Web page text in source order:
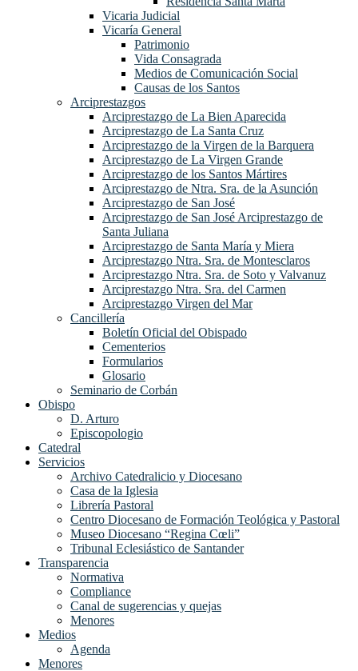
Vicaria Judicial
Vicaría General
Patrimonio
Vida Consagrada
Medios de Comunicación Social
Causas de los Santos
Arciprestazgos
Arciprestazgo de La Bien Aparecida
Arciprestazgo de La Santa Cruz
Arciprestazgo de la Virgen de la Barquera
Arciprestazgo de La Virgen Grande
Arciprestazgo de los Santos Mártires
Arciprestazgo de Ntra. Sra. de la Asunción
Arciprestazgo de San José
Arciprestazgo de San José Arciprestazgo de
Santa Juliana
Arciprestazgo de Santa María y Miera
Arciprestazgo Ntra. Sra. de Montesclaros
Arciprestazgo Ntra. Sra. de Soto y Valvanuz
Arciprestazgo Ntra. Sra. del Carmen
Arciprestazgo Virgen del Mar
Cancillería
Boletín Oficial del Obispado
Cementerios
Formularios
Glosario
Seminario de Corbán
Obispo
D. Arturo
Episcopologio
Catedral
Servicios
Archivo Catedralicio y Diocesano
Casa de la Iglesia
Librería Pastoral
Centro Diocesano de Formación Teológica y Pastoral
Museo Diocesano “Regina Cœli”
Tribunal Eclesiástico de Santander
Transparencia
Normativa
Compliance
Canal de sugerencias y quejas
Menores
Medios
Agenda
Menores